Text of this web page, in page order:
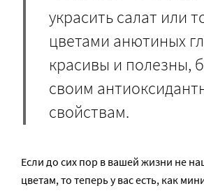
украсить салат или
цветами анютиных
красивы и полезны,
своим
свойствам.
Если до сих пор в вашей жизни не
цветам, то теперь у вас есть, как